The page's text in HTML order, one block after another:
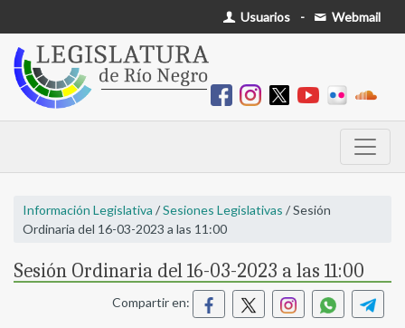
Usuarios - Webmail
Información Legislativa /Sesiones Legislativas / Sesión
Ordinaria del 16-03-2023 a las 11:00
Sesión Ordinaria del 16-03-2023 a las 11:00
Compartir en: